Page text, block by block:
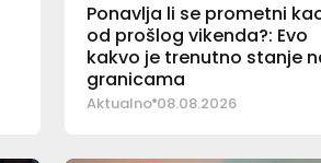
Ponavlja li se prometni
od prošlog vikenda?: Evo
kakvo je trenutno stanje
granicama
Aktualno 08.08.2026